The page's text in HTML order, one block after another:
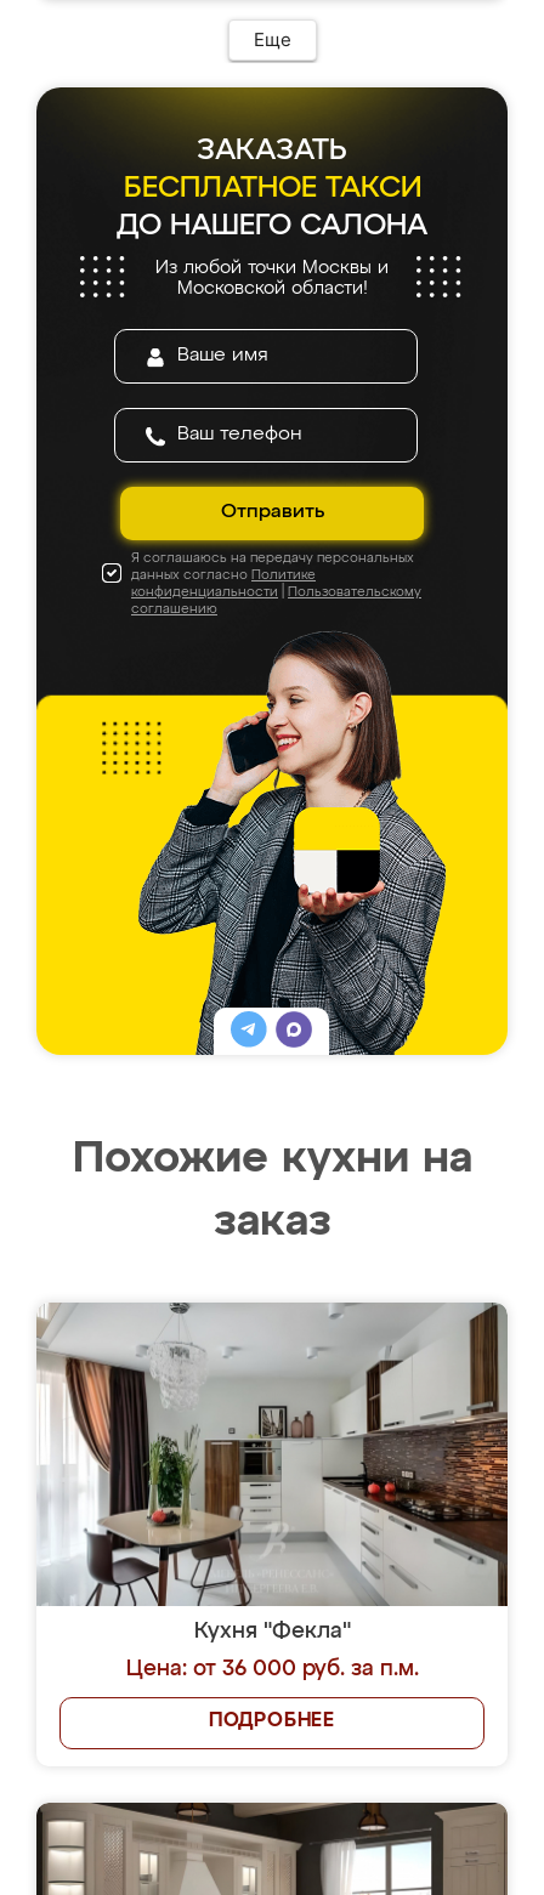
Еще
ЗАКАЗАТЬ
БЕСПЛАТНОЕ ТАКСИ
ДО НАШЕГО САЛОНА
Из любой точки Москвы и
Московской области!
Отправить
Я соглашаюсь на передачу персональных
данных согласно Политике
конфиденциальности
Пользовательскому
соглашению
Похожие кухни на
заказ
Кухня "Фекла"
Цена: от 36 000 руб. за п.м.
ПОДРОБНЕЕ